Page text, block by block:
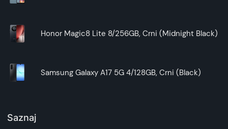
Honor Magic8 Lite 8/256GB, Crni (Midnight Black)
Samsung Galaxy A17 5G 4/128GB, Crni (Black)
Saznaj